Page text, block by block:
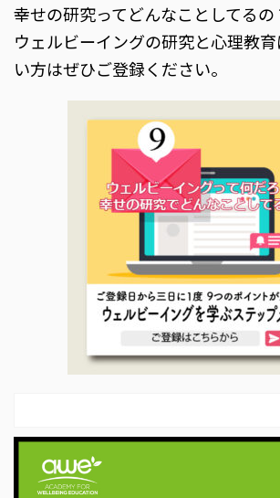
幸せの研究ってどんなことしてるの
ウェルビーイングの研究と心理教
い方はぜひご登録ください。